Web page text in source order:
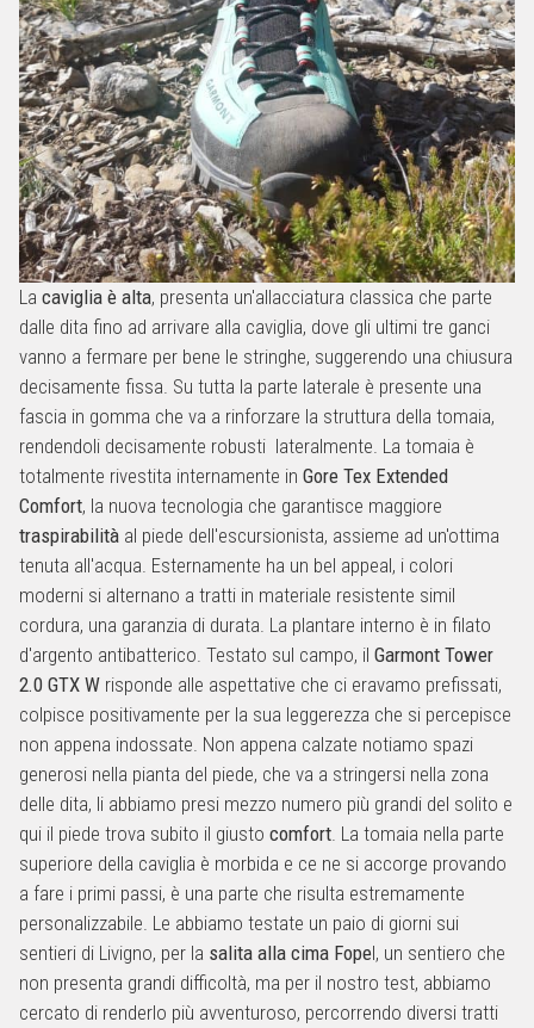
La caviglia è alta, presenta un'allacciatura classica che parte
dalle dita fino ad arrivare alla caviglia, dove gli ultimi tre ganci
vanno a fermare per bene le stringhe, suggerendo una chiusura
decisamente fissa. Su tutta la parte laterale è presente una
fascia in gomma che va a rinforzare la struttura della tomaia,
rendendoli decisamente robusti lateralmente. La tomaia è
totalmente rivestita internamente in Gore Tex Extended
Comfort, la nuova tecnologia che garantisce maggiore
traspirabilità al piede dell'escursionista, assieme ad un'ottima
tenuta all'acqua. Esternamente ha un bel appeal, i colori
moderni si alternano a tratti in materiale resistente simil
cordura, una garanzia di durata. La plantare interno è in filato
d'argento antibatterico. Testato sul campo, il Garmont Tower
2.0 GTX W risponde alle aspettative che ci eravamo prefissati,
colpisce positivamente per la sua leggerezza che si percepisce
non appena indossate. Non appena calzate notiamo spazi
generosi nella pianta del piede, che va a stringersi nella zona
delle dita, li abbiamo presi mezzo numero più grandi del solito e
qui il piede trova subito il giusto comfort . La tomaia nella parte
superiore della caviglia è morbida e ce ne si accorge provando
a fare i primi passi, è una parte che risulta estremamente
personalizzabile. Le abbiamo testate un paio di giorni sui
sentieri di Livigno, per la salita alla cima Fopel, un sentiero che
non presenta grandi difficoltà, ma per il nostro test, abbiamo
cercato di renderlo più avventuroso, percorrendo diversi tratti